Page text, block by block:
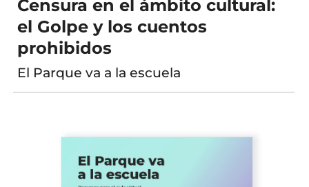
Censura en el ámbito cultural:
el Golpe y los cuentos
prohibidos
El Parque va a la escuela